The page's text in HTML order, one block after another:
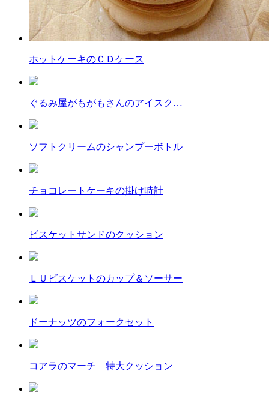
ホットケーキのＣＤケース
ぐるみ屋がもがもさんのアイスク…
ソフトクリームのシャンプーボトル
チョコレートケーキの掛け時計
ビスケットサンドのクッション
ＬＵビスケットのカップ＆ソーサー
ドーナッツのフォークセット
コアラのマーチ 特大クッション